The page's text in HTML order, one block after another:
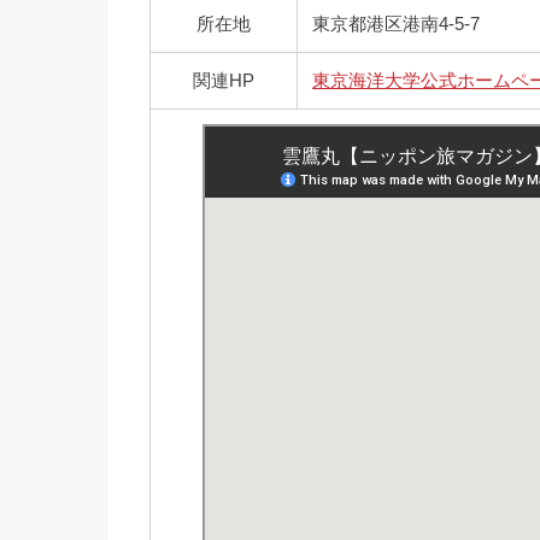
所在地 東京都港区港南4-5-7
関連HP 東京海洋大学公式ホームペ